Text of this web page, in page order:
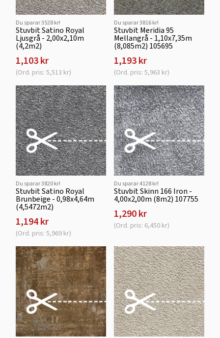
Du sparar 3528 kr!
Stuvbit Satino Royal
Ljusgrå - 2,00x2,10m
(4,2m2)
1,103 kr
(Ord. pris: 5,513 kr)
Du sparar 3816 kr!
Stuvbit Meridia 95
Mellangrå - 1,10x7,35m
(8,085m2) 105695
1,193 kr
(Ord. pris: 5,963 kr)
Du sparar 3820 kr!
Stuvbit Satino Royal
Brunbeige - 0,98x4,64m
(4,5472m2)
1,194 kr
(Ord. pris: 5,969 kr)
Du sparar 4128 kr!
Stuvbit Skinn 166 Iron -
4,00x2,00m (8m2) 107755
1,290 kr
(Ord. pris: 6,450 kr)